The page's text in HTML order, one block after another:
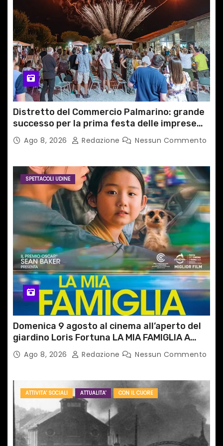
Distretto del Commercio Palmarino: grande
successo per la prima festa delle imprese
del territorio
Ago 8, 2026 Redazione Nessun Commento
SPETTACOLI UDINE
Domenica 9 agosto al cinema all’aperto del
giardino Loris Fortuna LA MIA FAMIGLIA A
TAIPEIAgo 8, 2026 Redazione Nessun Commento
ATTIVITA' SOCIALI ATTUALITA' CON IL CUORE